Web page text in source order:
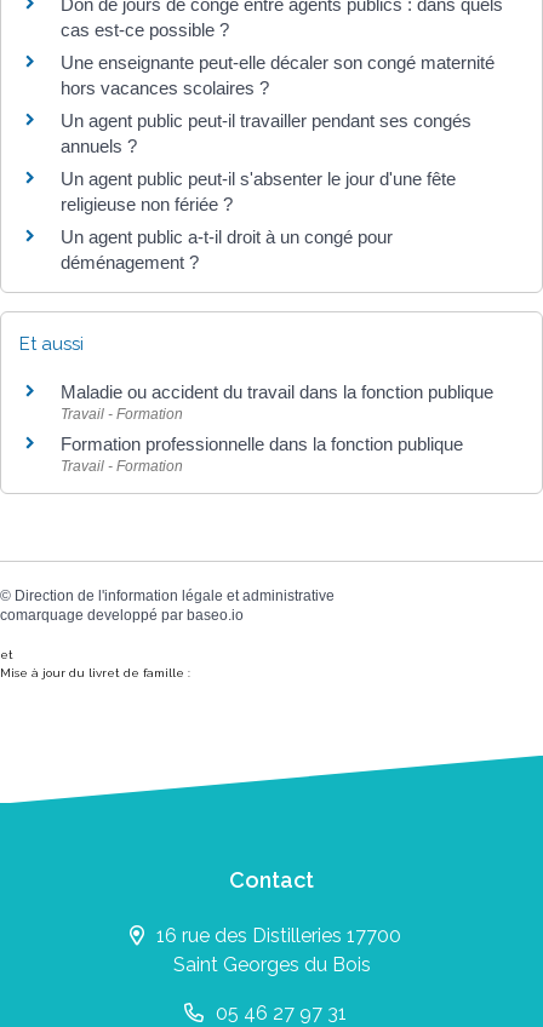
cas est-ce possible ?
Une enseignante peut-elle décaler son congé maternité
hors vacances scolaires ?
Un agent public peut-il travailler pendant ses congés
annuels ?
Un agent public peut-il s'absenter le jour d'une fête
religieuse non fériée ?
Un agent public a-t-il droit à un congé pour
déménagement ?
Et aussi
Maladie ou accident du travail dans la fonction publique
Travail - Formation
Formation professionnelle dans la fonction publique
Travail - Formation
© Direction de l'information légale et administrative
comarquage developpé par baseo.io
et
Mise à jour du livret de famille :
Contact
16 rue des Distilleries 17700
Saint Georges du Bois
05 46 27 97 31